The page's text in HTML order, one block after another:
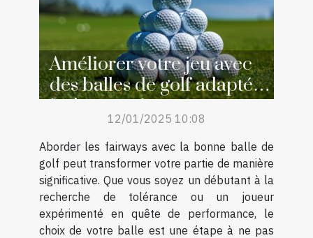
Améliorer votre jeu avec
des balles de golf adaptées
à chaque niveau
12/01/2025 10:08
Aborder les fairways avec la bonne balle de
golf peut transformer votre partie de manière
significative. Que vous soyez un débutant à la
recherche de tolérance ou un joueur
expérimenté en quête de performance, le
choix de votre balle est une étape à ne pas